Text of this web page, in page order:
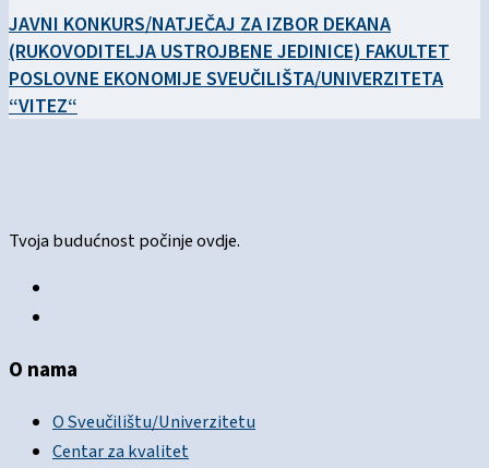
JAVNI KONKURS/NATJEČAJ ZA IZBOR DEKANA
(RUKOVODITELJA USTROJBENE JEDINICE) FAKULTET
POSLOVNE EKONOMIJE SVEUČILIŠTA/UNIVERZITETA
“VITEZ“
Tvoja budućnost počinje ovdje.
O nama
O Sveučilištu/Univerzitetu
Centar za kvalitet